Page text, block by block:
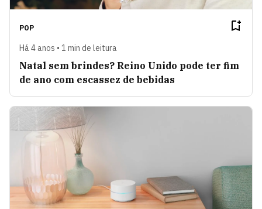
POP
Há 4 anos • 1 min de leitura
Natal sem brindes? Reino Unido pode ter fim
de ano com escassez de bebidas